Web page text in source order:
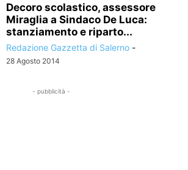
Decoro scolastico, assessore
Miraglia a Sindaco De Luca:
stanziamento e riparto...
Redazione Gazzetta di Salerno -
28 Agosto 2014
- pubblicità -